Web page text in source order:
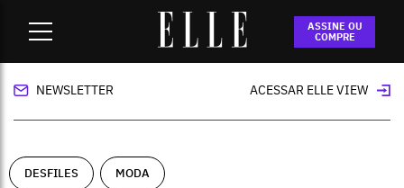
ASSINE OU
COMPRE
SPFW N58: Foz
NEWSLETTER ACESSAR ELLE VIEW
DESFILES MODA